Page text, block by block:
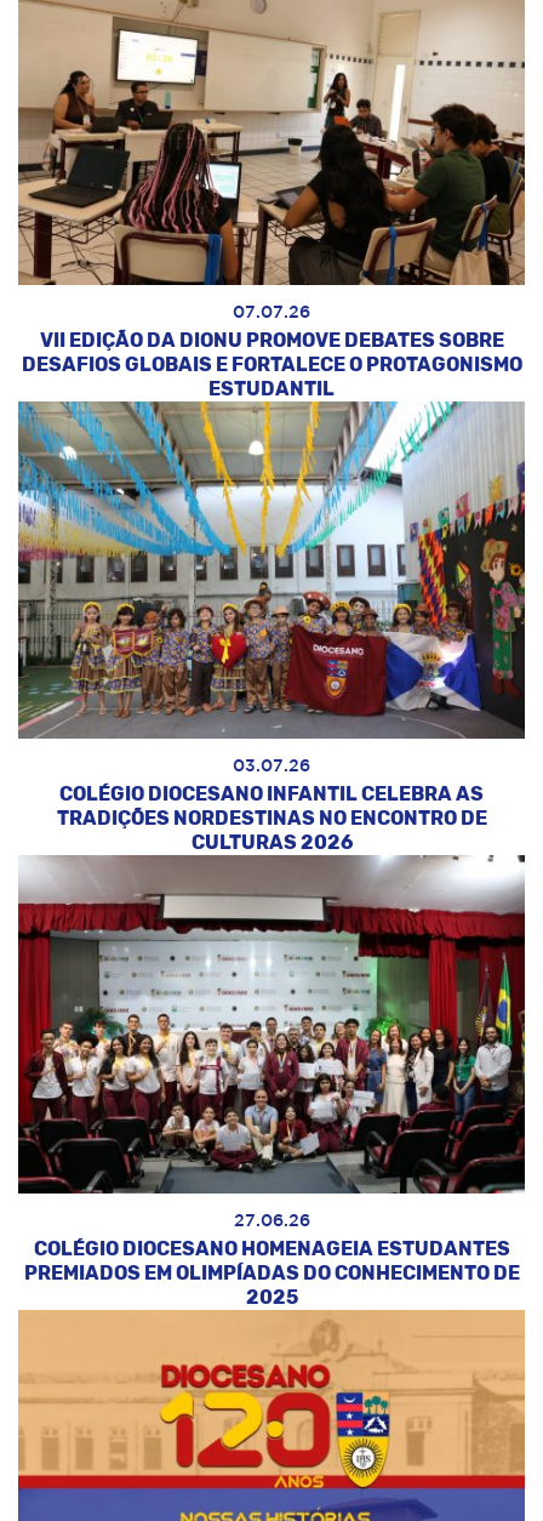
07.07.26
VII EDIÇÃO DA DIONU PROMOVE DEBATES SOBRE
DESAFIOS GLOBAIS E FORTALECE O PROTAGONISMO
ESTUDANTIL
03.07.26
COLÉGIO DIOCESANO INFANTIL CELEBRA AS
TRADIÇÕES NORDESTINAS NO ENCONTRO DE
CULTURAS 2026
27.06.26
COLÉGIO DIOCESANO HOMENAGEIA ESTUDANTES
PREMIADOS EM OLIMPÍADAS DO CONHECIMENTO DE
2025